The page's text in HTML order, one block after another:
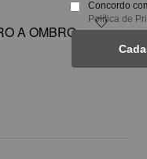
A OMBRO
Concordo
Política de